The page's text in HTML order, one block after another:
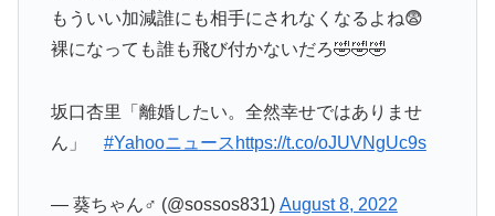
もういい加減誰にも相手にされなくなるよね😨
裸になっても誰も飛び付かないだろ🤣🤣🤣
坂口杏里「離婚したい。全然幸せではありませ
ん」 #Yahooニュース https://t.co/oJUVNgUc9s
— 葵ちゃん♂ (@sossos831) August 8, 2022